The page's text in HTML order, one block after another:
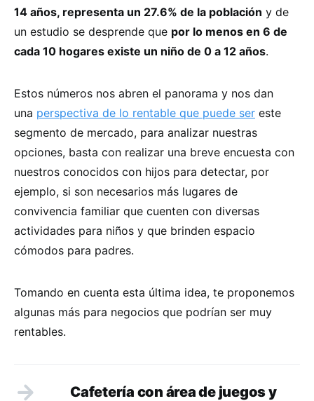
14 años, representa un 27.6% de la población y de
un estudio se desprende que por lo menos en 6 de
cada 10 hogares existe un niño de 0 a 12 años.
Estos números nos abren el panorama y nos dan
una perspectiva de lo rentable que puede ser este
segmento de mercado, para analizar nuestras
opciones, basta con realizar una breve encuesta con
nuestros conocidos con hijos para detectar, por
ejemplo, si son necesarios más lugares de
convivencia familiar que cuenten con diversas
actividades para niños y que brinden espacio
cómodos para padres.
Tomando en cuenta esta última idea, te proponemos
algunas más para negocios que podrían ser muy
rentables.
Cafetería con área de juegos y